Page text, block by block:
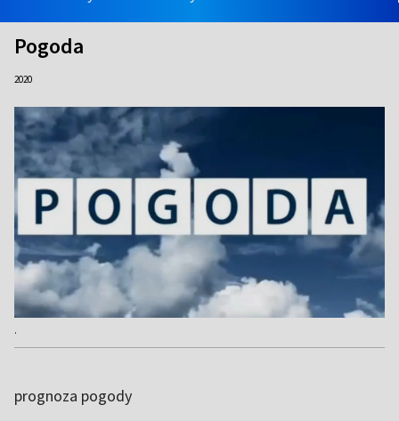
Pogoda
2020
.
prognoza pogody